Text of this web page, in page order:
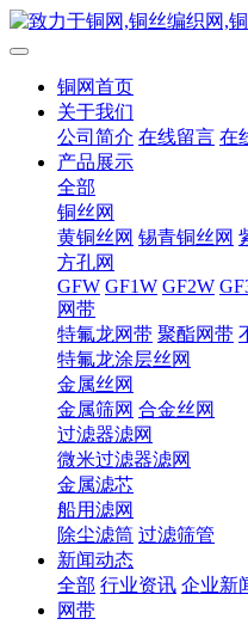
铜网首页
关于我们
公司简介 在线留言 在
产品展示
全部
铜丝网
黄铜丝网 锡青铜丝网
方孔网
GFW GF1W GF2W
网带
特氟龙网带 聚酯网带
特氟龙涂层丝网
金属丝网
金属筛网 合金丝网
过滤器滤网
微米过滤器滤网
金属滤芯
船用滤网
除尘滤筒 过滤筛管
新闻动态
全部 行业资讯 企业新
网带